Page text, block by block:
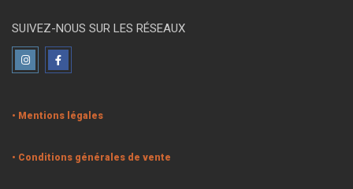
SUIVEZ-NOUS SUR LES RÉSEAUX
• Mentions légales
• Conditions générales de vente